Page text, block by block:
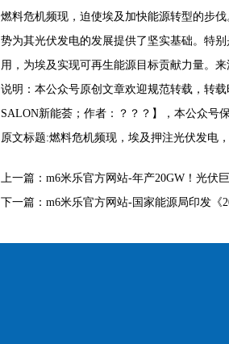
燃料危机频现，迫使埃及加快能源转型的步
势为其光伏发电的发展提供了坚实基础。特
用，为埃及实现可再生能源目标贡献力量。
说明：本公众号原创文章欢迎规范转载，转
SALON新能荟；作者：？？？】，本公众号
原文标题:燃料危机频现，埃及押注光伏发电
上一篇： m6米乐官方网站-年产20GW！光伏
下一篇： m6米乐官方网站-国家能源局印发《